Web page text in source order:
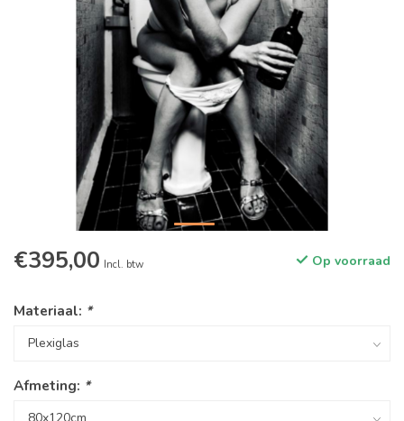
€395,00 Incl. btw Op voorraad
Materiaal: *
Afmeting: *